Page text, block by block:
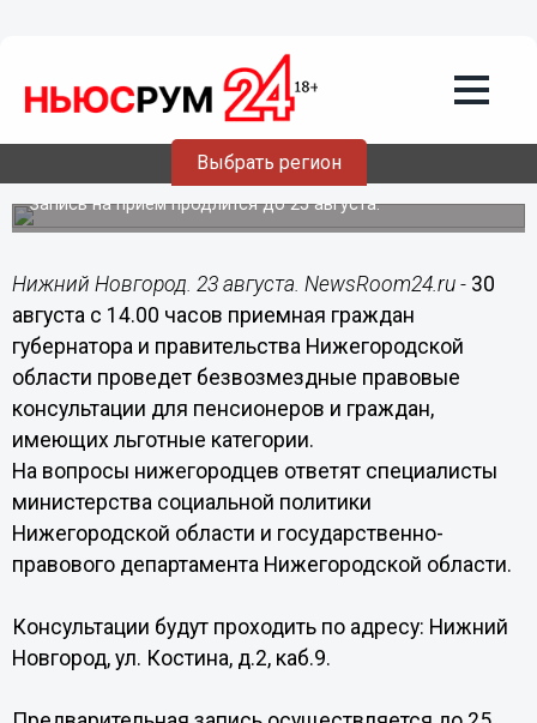
Выбрать регион
Безвозмездные правовые
консультации проведет приемная
граждан губернатора и правительства
Нижегородской области 30 августа
Запись на прием продлится до 25 августа.
Нижний Новгород. 23 августа. NewsRoom24.ru - 30
августа с 14.00 часов приемная граждан
губернатора и правительства Нижегородской
области проведет безвозмездные правовые
консультации для пенсионеров и граждан,
имеющих льготные категории.
На вопросы нижегородцев ответят специалисты
министерства социальной политики
Нижегородской области и государственно-
правового департамента Нижегородской области.
Консультации будут проходить по адресу: Нижний
Новгород, ул. Костина, д.2, каб.9.